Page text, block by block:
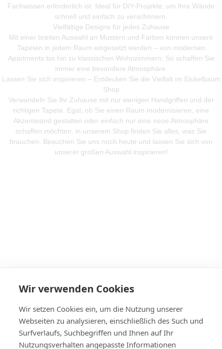
Wir verwenden Cookies
Wir setzen Cookies ein, um die Nutzung unserer
Webseiten zu analysieren, einschließlich des Such und
Surfverlaufs, Suchbegriffen und Ihnen auf Ihr
Nutzungsverhalten angepasste Informationen
Fachwissen erforderlich ist. Ideal für DIY-Projekte, um Ihre Wände
schnell und einfach zu verschönern.
Vielfältige Designs für jedes Zuhause
Mit einer breiten Auswahl an Mustern und Farben können unsere
Tapeten in jedem Raum eingesetzt werden – von modernen
Apartments bis hin zu klassischen Wohnzimmern. So schaffen Sie
immer eine besondere Atmosphäre.
Lassen Sie sich inspirieren – Entdecken Sie die Vielfalt im Eickelbaum
Shop
Verwandeln Sie Ihr Zuhause mit nur wenigen Handgriffen und der
richtigen Tapete. Egal, ob Sie einen Raum modernisieren, eine
Akzentwand gestalten oder einfach nur eine neue Atmosphäre
schaffen möchten, in unserem Shop finden Sie alles, was Sie
brauchen. Besuchen Sie uns noch heute und lassen Sie sich von
unserer großen Auswahl inspirieren!